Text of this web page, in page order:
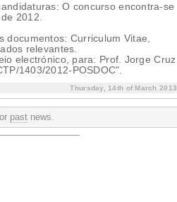
O concurso encontra-se
2012.
Curriculum Vitae,
relevantes.
electrónico, para: Prof. Jorge Cruz
1403/2012-POSDOC".
Thursday, 14th of March 2013
pastnews.